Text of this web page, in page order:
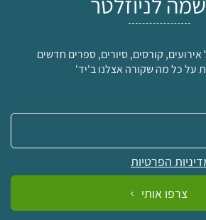
קורסים, סיורים, ספרים חדשים
על כל מה שקורה אצלנו ב'יד'
הפרטיות
צרפו אותי